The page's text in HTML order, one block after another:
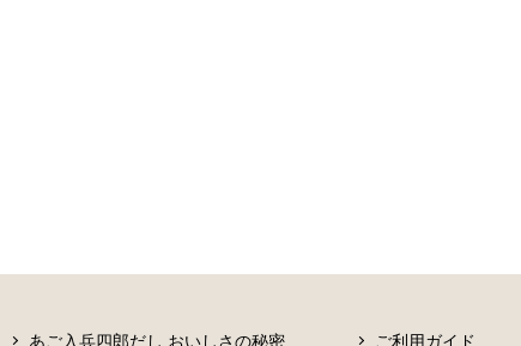
あご入兵四郎だし おいしさの秘密 ご利用ガイド